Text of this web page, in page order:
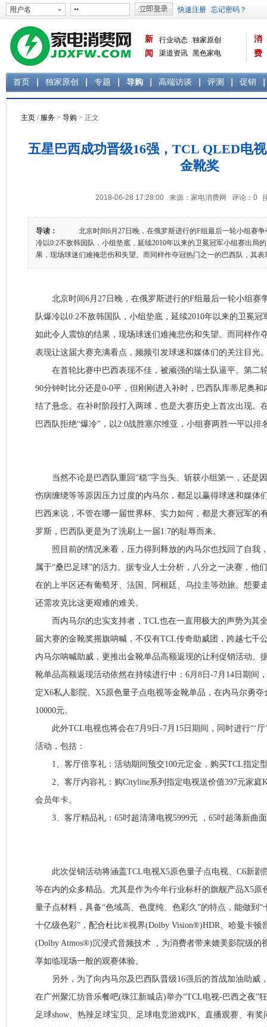
新
闻
行业动态 独家原创
渠道资讯 黑色家电
消
费
首页 独家原创 专题 导购 高端访谈 评测 促销
主页 / 服务 > 导购 > 正文
五星巴西成功晋级16强，TCL QLED电
金靴奖
2018-06-28 17:28:00 来源：家电消费网 评论： 0 [
导读：
北京时间6月27日晚，在俄罗斯进行的F组最后一轮小组赛争
冷以0:2不敌韩国队，小组垫底，延续2010年以来的卫冕冠军小组赛出局
果，现场球迷们难掩悲伤和失望。而同样作夺冠热门之一的巴西队，其
北京时间6月27日晚，在俄罗斯进行的F组最后一轮小组赛
队爆冷以0:2不敌韩国队，小组垫底，延续2010年以来的卫冕
如此令人震惊的结果，现场球迷们难掩悲伤和失望。而同样作
表现让这届大赛充满看点，频频引发球迷和媒体们的关注目光
在首轮比赛中巴西表现不佳，被顽强的瑞士队逼平。第二
90分钟时比分还是0-0平，但刚刚进入补时，巴西队库蒂尼奥
结了悬念。在补时阶段打入两球，也是大赛历史上首次出现。
巴西队拒绝“爆冷”，以2:0战胜塞尔维亚，小组赛两胜一平以排
当然不论是巴西队重回“稳”字当头、斩获小组第一，还是
伤病缠绕等等原因压力过度的内马尔，都足以赢得球迷和媒体
巴西来说，不管在哪一届世界杯、实力如何，都是大赛冠军的
罗斯，巴西队更是为了洗刷上一届1:7的耻辱而来。
照目前的情况来看，压力得到释放的内马尔也找回了自我
属于“桑巴足球”的活力。据专业人士分析，八分之一决赛，他
在的上半区还有葡萄牙、法国、阿根廷、乌拉圭等劲旅。想要
还需攻克比这更艰难的难关。
而内马尔的忠实支持者，TCL也在一直用极大的声势为其
届大赛的金靴奖摇旗呐喊，不仅有TCL传奇助威团，跨越七千
内马尔呐喊助威，更推出金靴单品高额返现的让利促销活动。
靴单品高额返现活动依然在持续进行中：6月8日-7月14日期间
定X6私人影院、X5原色量子点电视等金靴单品，在内马尔勇
10000元。
此外TCL电视也将会在7月9日-7月15日期间，同时进行“‘厅
活动，包括：
1、客厅倍享礼：活动期间预交100元定金，购买TCL指定
2、客厅内容礼：购Cityline系列指定电视送价值397元家庭
会员年卡。
3、客厅精品礼：65吋超清薄电视5999元 ，65吋超薄新曲面
此次促销活动将涵盖TCL电视X5原色量子点电视、C6新剧
等在内的众多精品。尤其是作为今年行业标杆的旗舰产品X5原
量子点材料，具备“色域高、色度纯、色彩久”的特点，能做到
十亿级色彩”，配合杜比®视界(Dolby Vision®)HDR、哈曼卡顿
(Dolby Atmos®)沉浸式音频技术 ，为消费者带来媲美影院级的
享如临现场一般的观赛体验。
另外，为了向内马尔及巴西队晋级16强后的首战加油助威
在广州聚汇坊音乐餐吧(珠江新城店)举办“TCL电视-巴西之夜”
足球show、热辣足球宝贝、足球电竞游戏PK、直播观赛、有